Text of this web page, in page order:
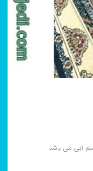
آبی می باشد